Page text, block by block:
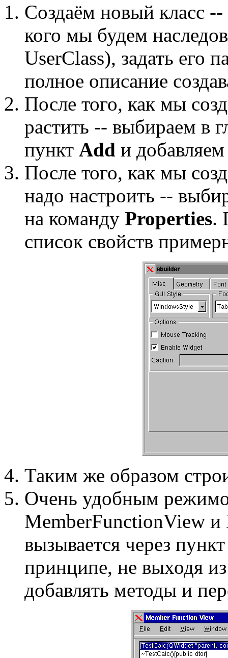
Создаём новый класс
кого мы будем
UserClass), задать его
полное описание
После того, как мы
растить -- выбираем в
пункт Add и
После того, как мы
надо настроить --
на команду Properties.
список свойств
Таким же образом
Очень удобным
MemberFunctionView и
вызывается через
принципе, не выходя
добавлять методы и